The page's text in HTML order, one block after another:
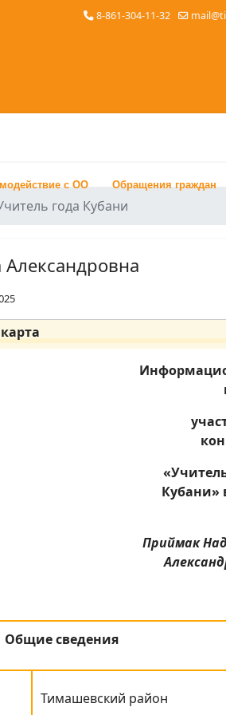
8-861-304-11-32
с ОО Обращения граждан
года Кубани
Кубани»
Приймак
Общие сведения
Тимашевский район